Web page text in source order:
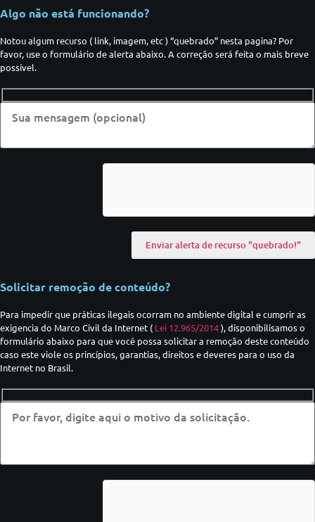
Algo não está funcionando?
Notou algum recurso ( link, imagem, etc ) “quebrado” nesta pagina? Por
favor, use o formulário de alerta abaixo. A correção será feita o mais breve
possível.
Solicitar remoção de conteúdo?
Para impedir que práticas ilegais ocorram no ambiente digital e cumprir as
exigencia do Marco Civil da Internet ( Lei 12.965/2014), disponibilisamos o
formulário abaixo para que você possa solicitar a remoção deste conteúdo
caso este viole os princípios, garantias, direitos e deveres para o uso da
Internet no Brasil.